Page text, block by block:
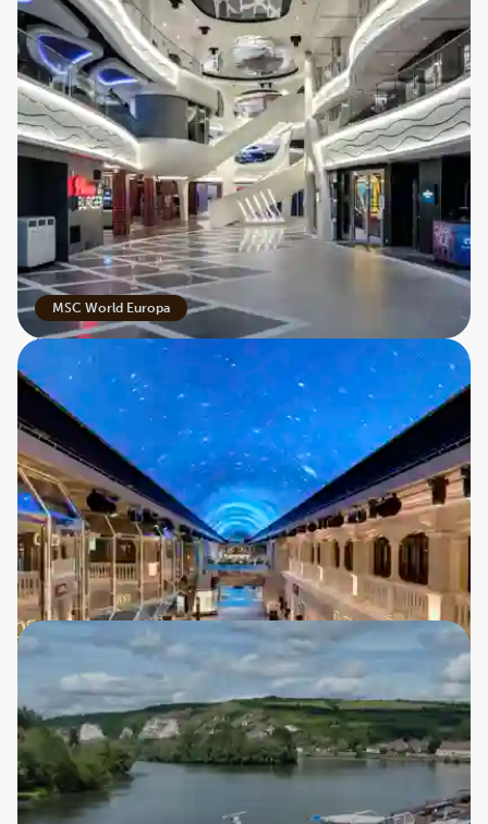
MSC World Europa
MSC Grandiosa
Med MSC Cruises kan du opleve flere af verdens
mest fascinerende havnebyer uden at skifte hotel
undervejs. Fra middelhavets charmerende kystbyer til
Caribiens krystalklare farvande – hver rejse er nøje
planlagt, så du får mest muligt ud af din ferie. Vores
danske rejseleder sørger for, at du får indsigt i
destinationernes kultur og historie, og hjælper dig
med praktiske ting, så du kan slappe helt af.
Perfekt til både familier, par og solo-rejsende
MSC Cruises er skabt til alle – uanset om du rejser
med børn, som par eller alene. Der er aktiviteter for
alle aldre og interesser, og de sociale rammer gør
det nemt at møde nye mennesker eller nyde
kvalitetstid med dem, du rejser sammen med.
Relaterede rejsetemaer